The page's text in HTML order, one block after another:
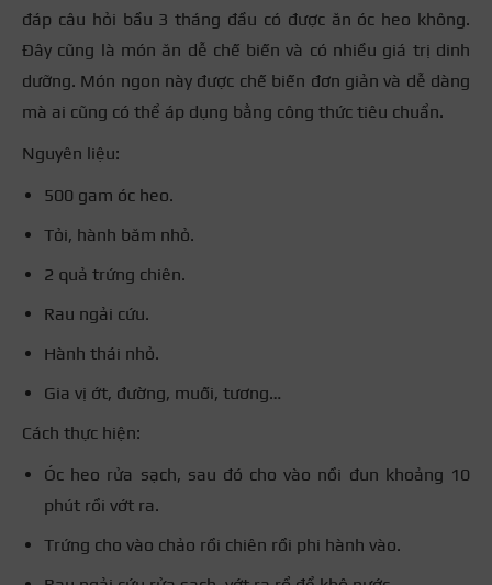
đáp câu hỏi bầu 3 tháng đầu có được ăn óc heo không.
Đây cũng là món ăn dễ chế biến và có nhiều giá trị dinh
dưỡng. Món ngon này được chế biến đơn giản và dễ dàng
mà ai cũng có thể áp dụng bằng công thức tiêu chuẩn.
Nguyên liệu:
500 gam óc heo.
Tỏi, hành băm nhỏ.
2 quả trứng chiên.
Rau ngải cứu.
Hành thái nhỏ.
Gia vị ớt, đường, muối, tương…
Cách thực hiện:
Óc heo rửa sạch, sau đó cho vào nồi đun khoảng 10
phút rồi vớt ra.
Trứng cho vào chảo rồi chiên rồi phi hành vào.